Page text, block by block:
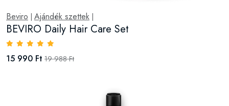
Beviro Ajándék szettek
BEVIRO Daily Hair Care Set
15 990 Ft 19 988 Ft